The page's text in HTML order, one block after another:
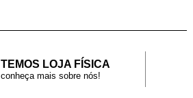
TEMOS LOJA FÍSICA
conheça mais sobre nós!